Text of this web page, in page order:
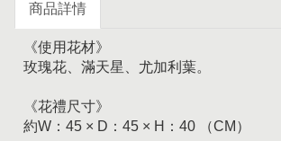
商品詳情
《使用花材》
玫瑰花、滿天星、尤加利葉。
《花禮尺寸》
約W：45 × D：45 × H：40 （CM）